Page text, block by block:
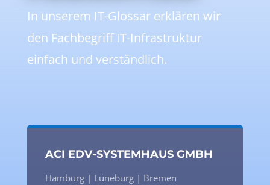
In unserem IT-Glossar erklären wir
den Fachbegriff IT-Infrastruktur
einfach und verständlich.
ACI EDV-SYSTEMHAUS GMBH
Hamburg | Lüneburg | Bremen